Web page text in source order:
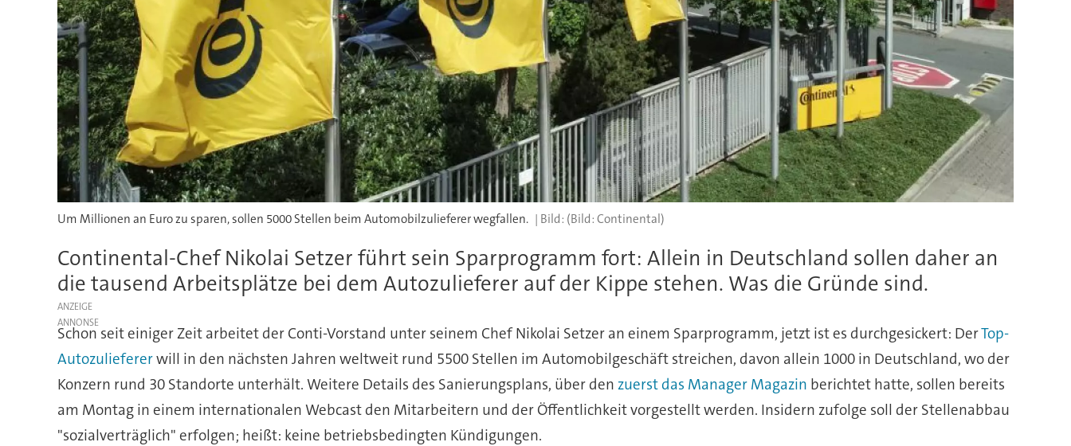
Um Millionen an Euro zu sparen, sollen 5000 Stellen beim Automobilzulieferer wegfallen. (Bild: Continental)
Continental-Chef Nikolai Setzer führt sein Sparprogramm fort: Allein in Deutschland sollen daher an
die tausend Arbeitsplätze bei dem Autozulieferer auf der Kippe stehen. Was die Gründe sind.
ANZEIGE
Schon seit einiger Zeit arbeitet der Conti-Vorstand unter seinem Chef Nikolai Setzer an einem Sparprogramm, jetzt ist es durchgesickert: DerTop-
Autozuliefererwill in den nächsten Jahren weltweit rund 5500 Stellen im Automobilgeschäft streichen, davon allein 1000 in Deutschland, wo der
Konzern rund 30 Standorte unterhält. Weitere Details des Sanierungsplans, über den zuerst das Manager Magazin berichtet hatte, sollen bereits
am Montag in einem internationalen Webcast den Mitarbeitern und der Öffentlichkeit vorgestellt werden. Insidern zufolge soll der Stellenabbau
"sozialverträglich" erfolgen; heißt: keine betriebsbedingten Kündigungen.